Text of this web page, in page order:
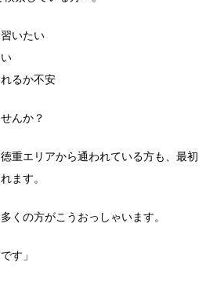
いたい
るか不安
んか？
重エリアから通われている方も、最初
ます。
くの方がこうおっしゃいます。
す」